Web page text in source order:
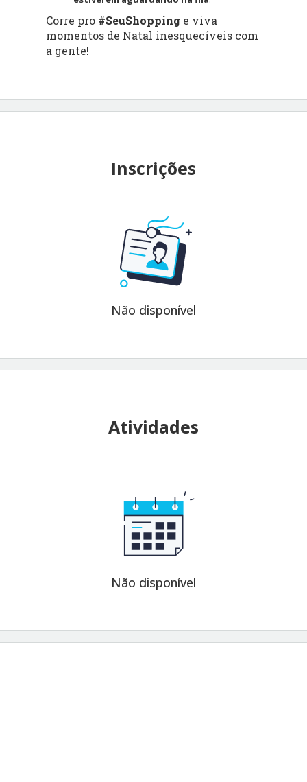
Corre pro #SeuShopping e viva
momentos de Natal inesquecíveis com
a gente!
Inscrições
Não disponível
Atividades
Não disponível